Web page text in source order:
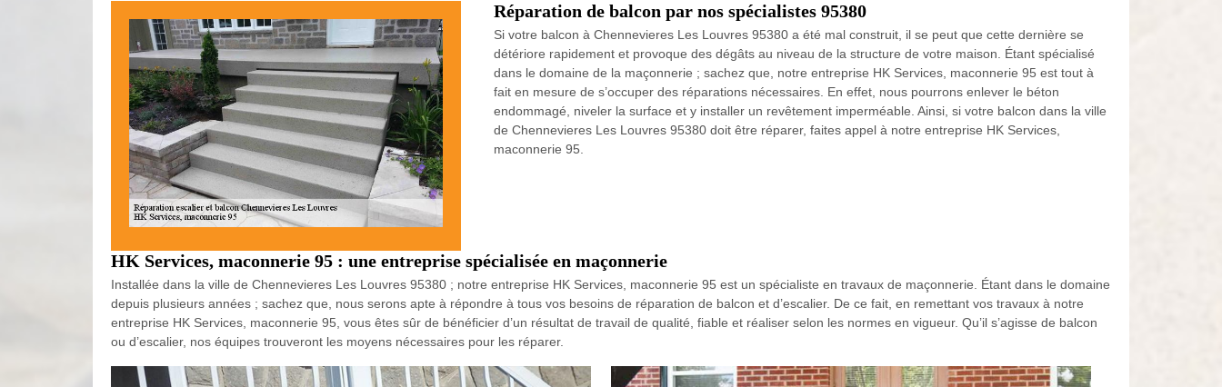
Réparation de balcon par nos spécialistes 95380
Si votre balcon à Chennevieres Les Louvres 95380 a été mal construit, il se peut que cette dernière se
détériore rapidement et provoque des dégâts au niveau de la structure de votre maison. Étant spécialisé
dans le domaine de la maçonnerie ; sachez que, notre entreprise HK Services, maconnerie 95 est tout à
fait en mesure de s’occuper des réparations nécessaires. En effet, nous pourrons enlever le béton
endommagé, niveler la surface et y installer un revêtement imperméable. Ainsi, si votre balcon dans la ville
de Chennevieres Les Louvres 95380 doit être réparer, faites appel à notre entreprise HK Services,
maconnerie 95.
HK Services, maconnerie 95 : une entreprise spécialisée en maçonnerie
Installée dans la ville de Chennevieres Les Louvres 95380 ; notre entreprise HK Services, maconnerie 95 est un spécialiste en travaux de maçonnerie. Étant dans le domaine
depuis plusieurs années ; sachez que, nous serons apte à répondre à tous vos besoins de réparation de balcon et d’escalier. De ce fait, en remettant vos travaux à notre
entreprise HK Services, maconnerie 95, vous êtes sûr de bénéficier d’un résultat de travail de qualité, fiable et réaliser selon les normes en vigueur. Qu’il s’agisse de balcon
ou d’escalier, nos équipes trouveront les moyens nécessaires pour les réparer.